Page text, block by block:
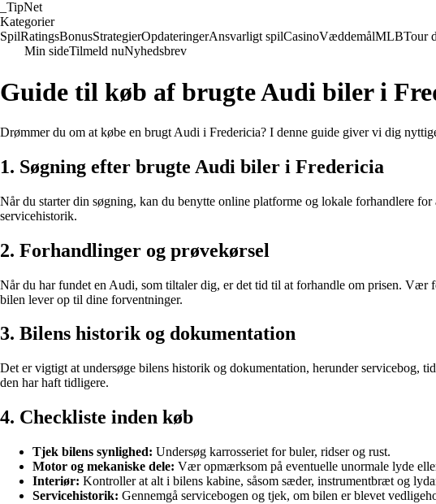
TipNet
Kategorier
SpilRatingsBonusStrategierOpdateringerAnsvarligt spilCasinoVæddemålMLBTour
Min sideTilmeld nuNyhedsbrev
Guide til køb af brugte Audi biler i
Drømmer du om at købe en brugt Audi i Fredericia? I denne guide giver vi dig
1. Søgning efter brugte Audi biler i Fredericia
Når du starter din søgning, kan du benytte online platforme og lokale forhandlere
servicehistorik.
2. Forhandlinger og prøvekørsel
Når du har fundet en Audi, som tiltaler dig, er det tid til at forhandle om prisen. Vær
bilen lever op til dine forventninger.
3. Bilens historik og dokumentation
Det er vigtigt at undersøge bilens historik og dokumentation, herunder servicebog,
den har haft tidligere.
4. Checkliste inden køb
Tjek bilens synlighed: Undersøg karrosseriet for buler, ridser og rust.
Motor og mekaniske dele: Vær opmærksom på eventuelle unormale lyde
Interiør: Kontroller at alt i bilens kabine, såsom sæder, instrumentbræt og
Servicehistorik: Gennemgå servicebogen og tjek, om bilen er blevet